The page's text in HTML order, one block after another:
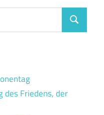
Suchen
des Friedens, der